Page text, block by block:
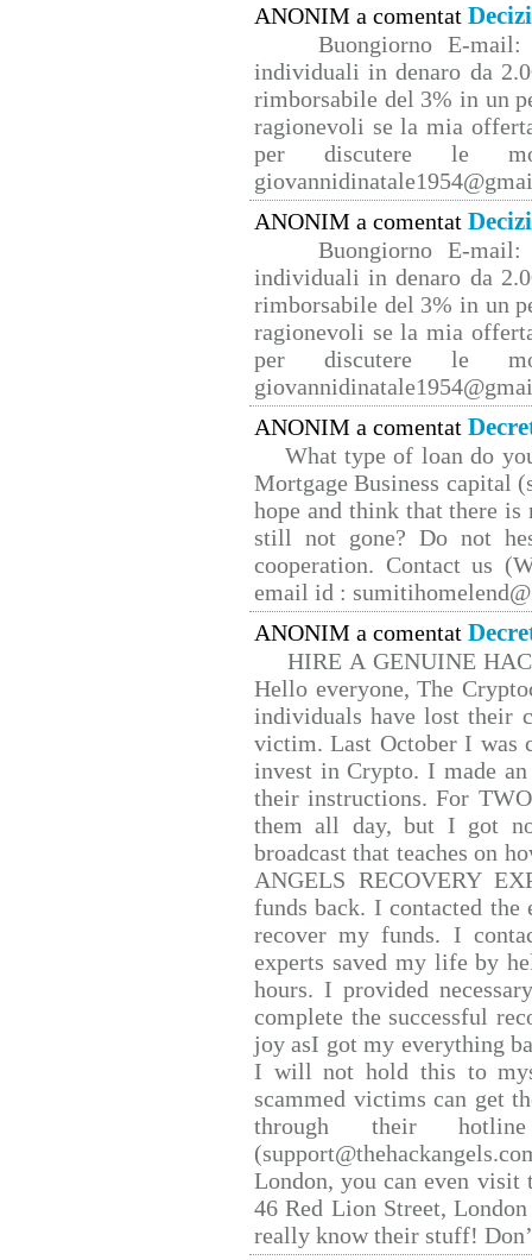
ANONIM a comentat
Buongiorno E-mail:
individuali in denaro da
rimborsabile del 3% in un
ragionevoli se la mia
per discutere le
ANONIM a comentat
Buongiorno E-mail:
individuali in denaro da
rimborsabile del 3% in un
ragionevoli se la mia
per discutere le
ANONIM a comentat
What type of loan do
Mortgage Business capital
hope and think that there
still not gone? Do not
cooperation. Contact us
email id :
ANONIM a comentat
HIRE A GENUINE
Hello everyone, The
individuals have lost their
victim. Last October I was
invest in Crypto. I made
their instructions. For
them all day, but I got
broadcast that teaches on
ANGELS RECOVERY
funds back. I contacted
recover my funds. I
experts saved my life by
hours. I provided
complete the successful
joy asI got my everything
I will not hold this to
scammed victims can get
through their hotline
London, you can even
46 Red Lion Street,
really know their stuff!